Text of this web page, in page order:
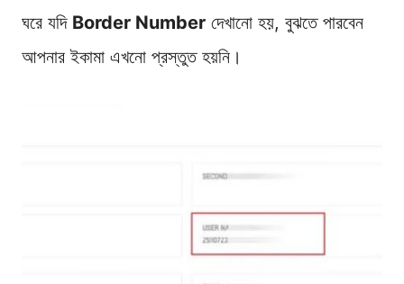
ঘরে যদি Border Number দেখানো হয়, বুঝতে পারবেন
আপনার ইকামা এখনো প্রস্তুত হয়নি।